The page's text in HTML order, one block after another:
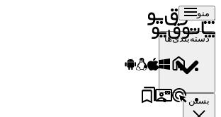
منو
دسته‌بندی‌ها
بستن